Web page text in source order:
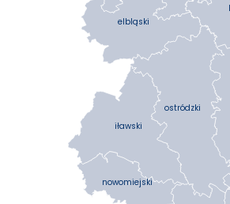
elbląski
iławski
nowomiejski
ostródzki